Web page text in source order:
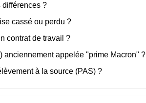
différences ?
cassé ou perdu ?
contrat de travail ?
anciennement appelée "prime Macron" ?
à la source (PAS) ?